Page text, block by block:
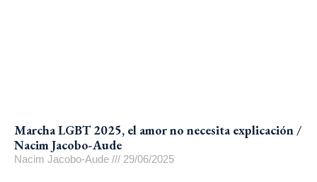
Marcha LGBT 2025, el amor no necesita explicación /
Nacim Jacobo-Aude
Nacim Jacobo-Aude 29/06/2025